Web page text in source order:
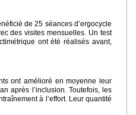
de 25 séances d’ergocycle
des visites mensuelles. Un test
ont été réalisés avant,
ont amélioré en moyenne leur
après l’inclusion. Toutefois, les
à l’effort. Leur quantité